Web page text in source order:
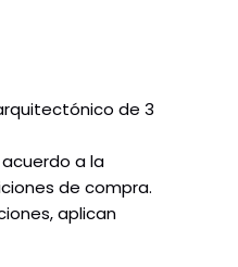
de 3
a la
de compra.
aplican